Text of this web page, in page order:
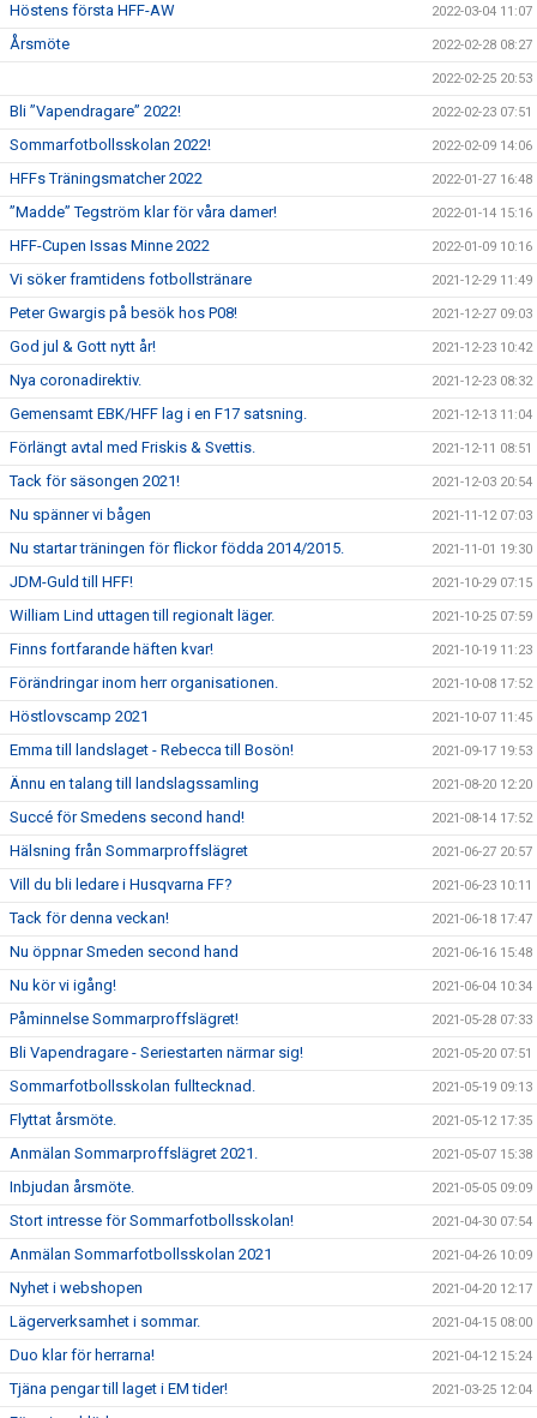
Höstens första HFF-AW 2022-03-04 11:07
Årsmöte 2022-02-28 08:27
2022-02-25 20:53
Bli ”Vapendragare” 2022! 2022-02-23 07:51
Sommarfotbollsskolan 2022! 2022-02-09 14:06
HFFs Träningsmatcher 2022 2022-01-27 16:48
”Madde” Tegström klar för våra damer! 2022-01-14 15:16
HFF-Cupen Issas Minne 2022 2022-01-09 10:16
Vi söker framtidens fotbollstränare 2021-12-29 11:49
Peter Gwargis på besök hos P08! 2021-12-27 09:03
God jul & Gott nytt år! 2021-12-23 10:42
Nya coronadirektiv. 2021-12-23 08:32
Gemensamt EBK/HFF lag i en F17 satsning. 2021-12-13 11:04
Förlängt avtal med Friskis & Svettis. 2021-12-11 08:51
Tack för säsongen 2021! 2021-12-03 20:54
Nu spänner vi bågen 2021-11-12 07:03
Nu startar träningen för flickor födda 2014/2015. 2021-11-01 19:30
JDM-Guld till HFF! 2021-10-29 07:15
William Lind uttagen till regionalt läger. 2021-10-25 07:59
Finns fortfarande häften kvar! 2021-10-19 11:23
Förändringar inom herr organisationen. 2021-10-08 17:52
Höstlovscamp 2021 2021-10-07 11:45
Emma till landslaget - Rebecca till Bosön! 2021-09-17 19:53
Ännu en talang till landslagssamling 2021-08-20 12:20
Succé för Smedens second hand! 2021-08-14 17:52
Hälsning från Sommarproffslägret 2021-06-27 20:57
Vill du bli ledare i Husqvarna FF? 2021-06-23 10:11
Tack för denna veckan! 2021-06-18 17:47
Nu öppnar Smeden second hand 2021-06-16 15:48
Nu kör vi igång! 2021-06-04 10:34
Påminnelse Sommarproffslägret! 2021-05-28 07:33
Bli Vapendragare - Seriestarten närmar sig! 2021-05-20 07:51
Sommarfotbollsskolan fulltecknad. 2021-05-19 09:13
Flyttat årsmöte. 2021-05-12 17:35
Anmälan Sommarproffslägret 2021. 2021-05-07 15:38
Inbjudan årsmöte. 2021-05-05 09:09
Stort intresse för Sommarfotbollsskolan! 2021-04-30 07:54
Anmälan Sommarfotbollsskolan 2021 2021-04-26 10:09
Nyhet i webshopen 2021-04-20 12:17
Lägerverksamhet i sommar. 2021-04-15 08:00
Duo klar för herrarna! 2021-04-12 15:24
Tjäna pengar till laget i EM tider! 2021-03-25 12:04